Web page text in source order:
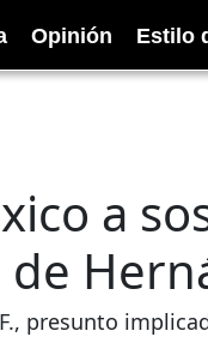
Opinión Estilo
a
presunto